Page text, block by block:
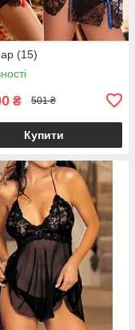
(15)
₴ 501 ₴
Купити